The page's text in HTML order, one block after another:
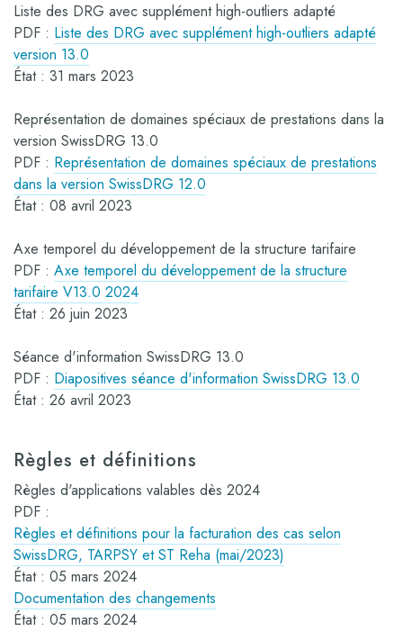
Liste des DRG avec supplément high-outliers adapté
PDF : Liste des DRG avec supplément high-outliers adapté
version 13.0
État : 31 mars 2023
Représentation de domaines spéciaux de prestations dans la
version SwissDRG 13.0
PDF : Représentation de domaines spéciaux de prestations
dans la version SwissDRG 12.0
État : 08 avril 2023
Axe temporel du développement de la structure tarifaire
PDF : Axe temporel du développement de la structure
tarifaire V13.0 2024
État : 26 juin 2023
Séance d'information SwissDRG 13.0
PDF : Diapositives séance d'information SwissDRG 13.0
État : 26 avril 2023
Règles et définitions
Règles d'applications valables dès 2024
PDF :
Règles et définitions pour la facturation des cas selon
SwissDRG, TARPSY et ST Reha (mai/2023)
État : 05 mars 2024
Documentation des changements
État : 05 mars 2024